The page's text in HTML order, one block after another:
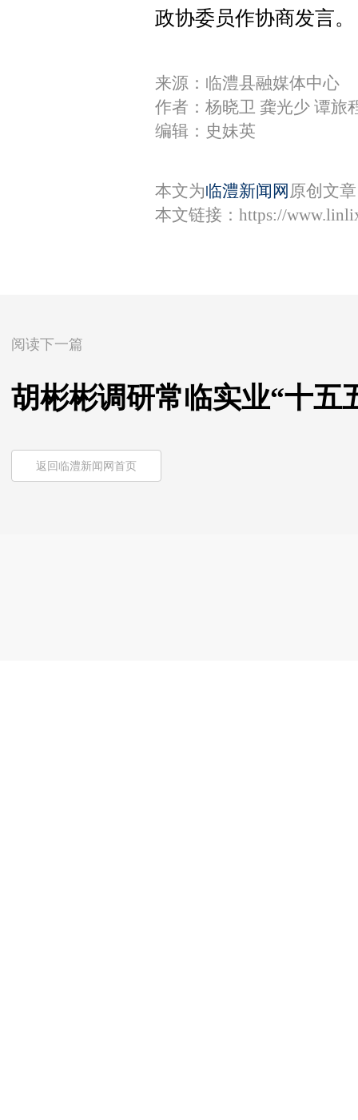
政协委员作协商发言。
来源：临澧县融媒体中心
作者：杨晓卫 龚光少 谭旅
编辑：史妹英
本文为临澧新闻网 原创文
本文链接： https://
阅读下一篇
胡彬彬调研常临实业“十五
返回临澧新闻网首页